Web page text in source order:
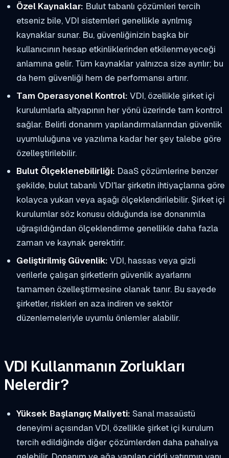
Özel Kaynaklar: Bulut tabanlı çözümleri tercih
etseniz bile, VDI sistemleri genellikle ayrılmış
kaynaklar sunar. Bu, güvenliğinizin başka bir
kullanıcının hesap etkinliklerinden etkilenmeyeceği
anlamına gelir. Tüm kaynaklar yalnızca size ayrılır; bu
da hem güvenliği hem de performansı artırır.
Tam Operasyonel Kontrol: VDI, özellikle şirket içi
kurulumlarla altyapının her yönü üzerinde tam kontrol
sağlar. Belirli donanım yapılandırmalarından güvenlik
uyumluluğuna ve yazılıma kadar her şey talebe göre
özelleştirilebilir.
Bulut Ölçeklenebilirliği: DaaS çözümlerine benzer
şekilde, bulut tabanlı VDI'lar şirketin ihtiyaçlarına göre
kolayca yukarı veya aşağı ölçeklendirilebilir. Şirket içi
kurulumlar söz konusu olduğunda ise donanımla
uğraşıldığından ölçeklendirme genellikle daha fazla
zaman ve kaynak gerektirir.
Geliştirilmiş Güvenlik: VDI, hassas veya gizli
verilerle çalışan şirketlerin güvenlik ayarlarını
tamamen özelleştirmesine olanak tanır. Bu sayede
şirketler, riskleri en aza indiren ve sektör
düzenlemeleriyle uyumlu önlemler alabilir.
VDI Kullanmanın Zorlukları
Nelerdir?
Yüksek Başlangıç Maliyeti: Sanal masaüstü
deneyimi açısından VDI, özellikle şirket içi kurulum
tercih edildiğinde diğer çözümlerden daha pahalıya